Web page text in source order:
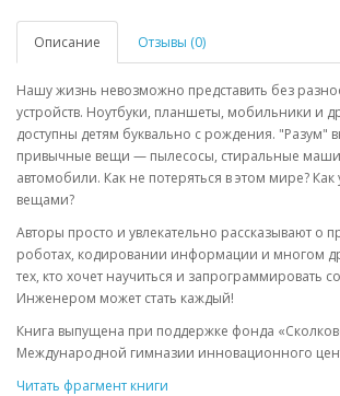
Описание Отзывы (0)
Нашу жизнь невозможно представить без
устройств. Ноутбуки, планшеты, мобильники и
доступны детям буквально с рождения. "Разум"
привычные вещи — пылесосы, стиральные
автомобили. Как не потеряться в этом мире?
вещами?
Авторы просто и увлекательно рассказывают о
роботах, кодировании информации и многом
тех, кто хочет научиться и запрограммировать
Инженером может стать каждый!
Книга выпущена при поддержке фонда
Международной гимназии инновационного
Читать фрагмент книги